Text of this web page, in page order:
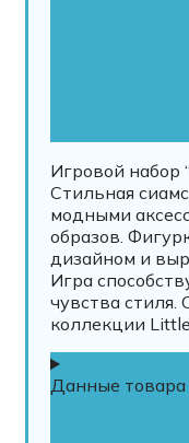
Игровой набор
Стильная
модными
образов.
дизайном и
Игра
чувства
коллекции
Данные товара